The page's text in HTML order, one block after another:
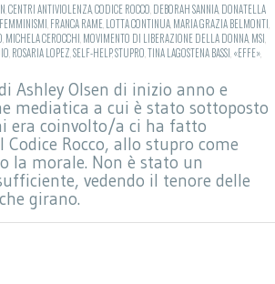
CENTRI ANTIVIOLENZA,CODICE ROCCO DEBORAH SANNIA, DONATELLA
FEMMINISMI FRANCA RAME, LOTTA CONTINUA, MARIA GRAZIA BELMONTI
MICHELA CEROCCHI MOVIMENTO DI LIBERAZIONE DELLA DONNA, MSI
ROSARIA LOPEZ SELF-HELP,STUPRO TINA LAGOSTENA BASSI «EFFE»,
Ashley Olsen di inizio anno e
mediatica a cui è stato sottoposto
era coinvolto/a ci ha fatto
Codice Rocco, allo stupro come
la morale. Non è stato un
vedendo il tenore delle
girano.